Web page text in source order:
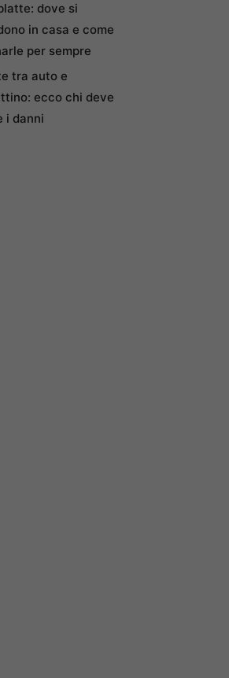
dove si
in casa e come
per sempre
tra auto e
ecco chi deve
i danni